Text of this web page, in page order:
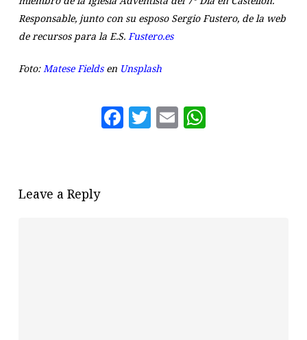
Responsable, junto con su esposo Sergio Fustero, de la web
de recursos para la E.S. Fustero.es
Foto:Matese Fieldsen Unsplash
Facebook
Twitter
Email
Leave a Reply